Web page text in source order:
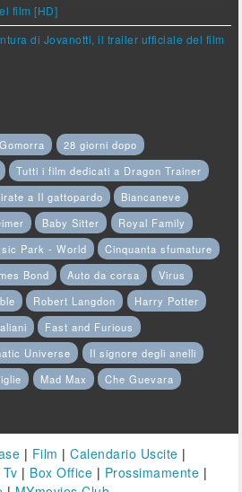
film [HD]
di Jovanotti, il trailer ufficiale del film
Gomorra
28 giorni dopo
Tutti i film dedicati a Dragon Trainer
a Il gattopardo
Biancaneve
Baby Sitter
Royal Family
Park - World
Cinquanta sfumature
Bond Auto da corsa
Virus
Robert Langdon
Harry Potter
Fast and Furious
Universe
Il signore degli anelli
Mad Max
Che Guevara
| Film |Calendario Uscite |
Tv | Box Office | Prossimamente |